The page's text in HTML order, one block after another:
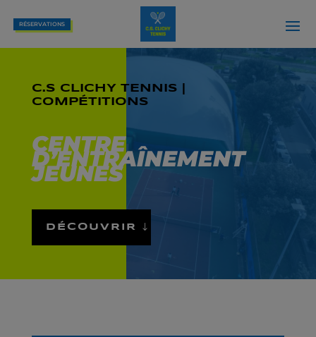
RÉSERVATIONS
C.S CLICHY TENNIS |
COMPÉTITIONS
CENTRE
D’ENTRAÎNEMENT
JEUNES
DÉCOUVRIR